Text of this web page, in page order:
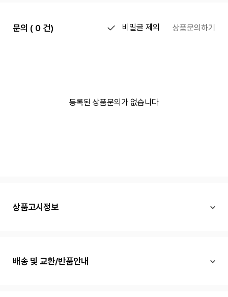
문의 ( 0 건) 비밀글 제외 상품문의하기
등록된 상품문의가 없습니다
상품고시정보
배송 및 교환/반품안내